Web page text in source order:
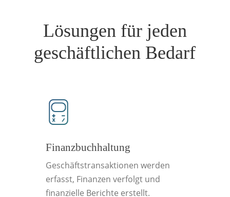
Lösungen für jeden
geschäftlichen Bedarf
Finanzbuchhaltung
Geschäftstransaktionen werden
erfasst, Finanzen verfolgt und
finanzielle Berichte erstellt.